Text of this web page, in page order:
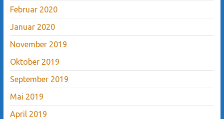
Februar 2020
Januar 2020
November 2019
Oktober 2019
September 2019
Mai 2019
April 2019